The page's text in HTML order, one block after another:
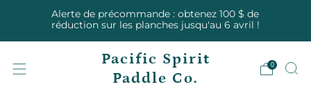
Alerte de précommande : obtenez 100 $ de
réduction sur les planches jusqu'au 6 avril !
Pacific Spirit
Paddle Co.
0